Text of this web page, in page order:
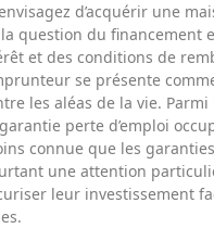
d’acquérir une
question du financement
et des conditions de
se présente
les aléas de la vie.
perte d’emploi
connue que les
une attention
leur investissement